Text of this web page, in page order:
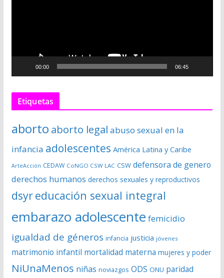
c
r
v
í
e
o
00:00 06:45
Etiquetas
aborto aborto legal abuso sexual en la
infancia adolescentes América Latina y Caribe
ArteAcción CEDAW CoNGO CSW LAC CSW defensora de genero
derechos humanos derechos sexuales y reproductivos
dsyreducación sexual integral
embarazo adolescente femicidio
igualdad de géneros infancia justicia jóvenes
matrimonio infantil mortalidad materna mujeres y poder
NiUnaMenos niñas noviazgos ODS ONU paridad